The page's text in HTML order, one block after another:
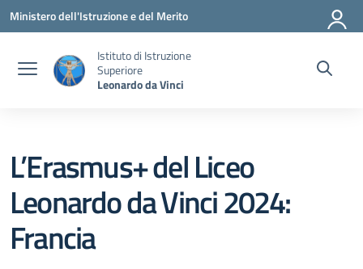
Vai ai contenuti
Vai al menu di navigazione
Vai al footer
Ministero dell'Istruzione e del Merito
Istituto di Istruzione
Superiore
Leonardo da Vinci
L’Erasmus+ del Liceo
Leonardo da Vinci 2024:
Francia